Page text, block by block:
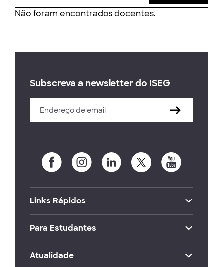
Não foram encontrados docentes.
Subscreva a newsletter do ISEG
Links Rápidos
Para Estudantes
Atualidade